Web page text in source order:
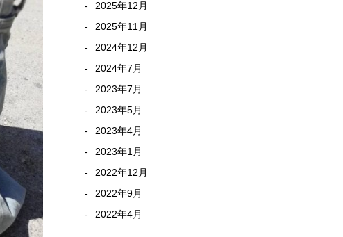
2025年12月
2025年11月
2024年12月
2024年7月
2023年7月
2023年5月
2023年4月
2023年1月
2022年12月
2022年9月
2022年4月